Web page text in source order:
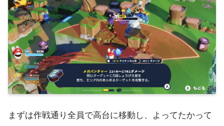
まずは作戦通り全員で高台に移動し、よってたかって